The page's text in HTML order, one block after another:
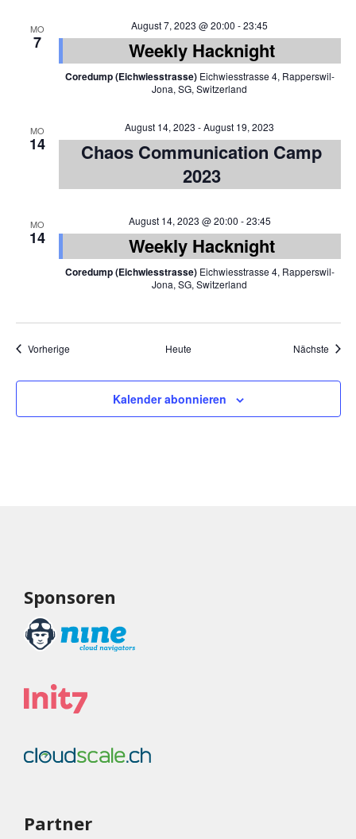
MO
7
August 7, 2023 @ 20:00 -23:45
Weekly Hacknight
Coredump (Eichwiesstrasse) Eichwiesstrasse 4, Rapperswil-
Jona, SG, Switzerland
MO
14
August 14, 2023 -August 19, 2023
Chaos Communication Camp
2023
MO
14
August 14, 2023 @ 20:00 -23:45
Weekly Hacknight
Coredump (Eichwiesstrasse) Eichwiesstrasse 4, Rapperswil-
Jona, SG, Switzerland
VorherigeVeranstaltungen Heute Nächste
Kalender abonnieren
Sponsoren
Partner